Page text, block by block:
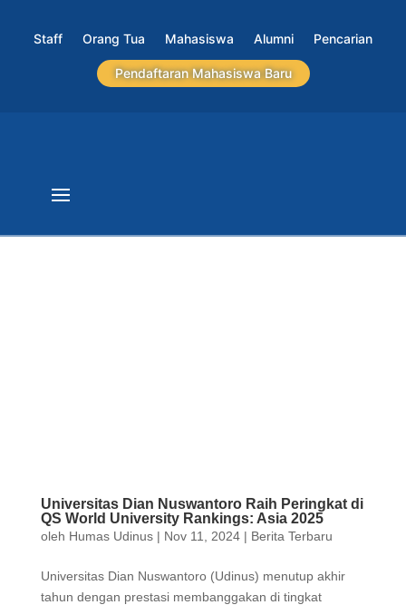
Staff Orang Tua Mahasiswa Alumni Pencarian
Pendaftaran Mahasiswa Baru
Universitas Dian Nuswantoro Raih Peringkat di
QS World University Rankings: Asia 2025
oleh Humas Udinus| Nov 11, 2024| Berita Terbaru
Universitas Dian Nuswantoro (Udinus) menutup akhir
tahun dengan prestasi membanggakan di tingkat